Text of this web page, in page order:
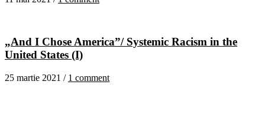
„And I Chose America”/ Systemic Racism in the
United States (I)
25 martie 2021 / 1 comment